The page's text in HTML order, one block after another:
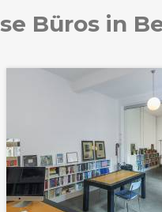
Büros in